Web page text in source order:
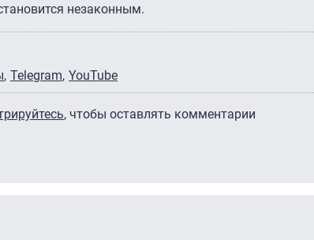
незаконным.
Telegram YouTube
, чтобы оставлять комментарии